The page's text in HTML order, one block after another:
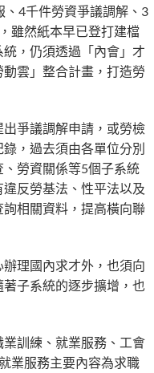
4千件勞資爭議調解、3
雖然紙本早已登打建檔
，仍須透過「內會」才
雲」整合計畫，打造勞
爭議調解申請，或勞檢
，過去須由各單位分別
勞資關係等5個子系統
反勞基法、性平法以及
相關資料，提高橫向聯
理國內求才外，也須向
子系統的逐步擴增，也
業訓練、就業服務、工會
業服務主要內容為求職